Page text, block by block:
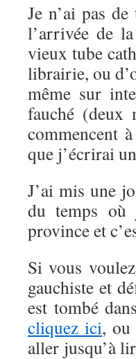
Je n’ai pas
l’arrivée de
vieux tube
librairie, ou
même sur
fauché (deux
commencent
que j’écrirai
J’ai mis une
du temps où
province et
Si vous
gauchiste et
est tombé
cliquez ici, ou
aller jusqu’à